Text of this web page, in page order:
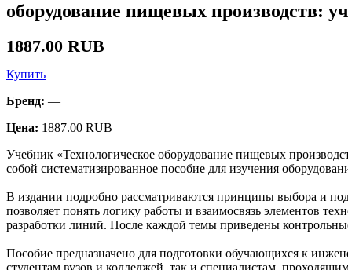
оборудование пищевых производств:
1887.00 RUB
Купить
Бренд: —
Цена: 1887.00 RUB
Учебник «Технологическое оборудование пищевых
собой систематизированное пособие для изучения
В издании подробно рассматриваются принципы выбора и
позволяет понять логику работы и взаимосвязь элементов
разработки линий. После каждой темы приведены
Пособие предназначено для подготовки обучающихся к
студентам вузов и колледжей, так и специалистам,